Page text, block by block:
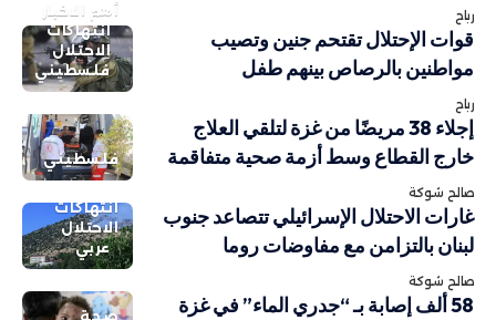
رباح
أهم الاخبار
انتهاكات
الاحتلال
فلسطيني
قوات الإحتلال تقتحم جنين وتصيب
مواطنين بالرصاص بينهم طفل
رباح
فلسطيني
إجلاء 38 مريضًا من غزة لتلقي العلاج
خارج القطاع وسط أزمة صحية متفاقمة
صالح شوكة
انتهاكات
الاحتلال
عربي
غارات الاحتلال الإسرائيلي تتصاعد جنوب
لبنان بالتزامن مع مفاوضات روما
صالح شوكة
صحة 58 ألف إصابة بـ “جدري الماء” في غزة